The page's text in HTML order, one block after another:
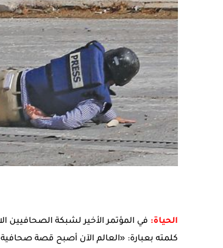
الحياة: في المؤتمر الأخير لشبكة الصحافيين
كلمته بعبارة: «العالم الآن أصبح قصة صحافية